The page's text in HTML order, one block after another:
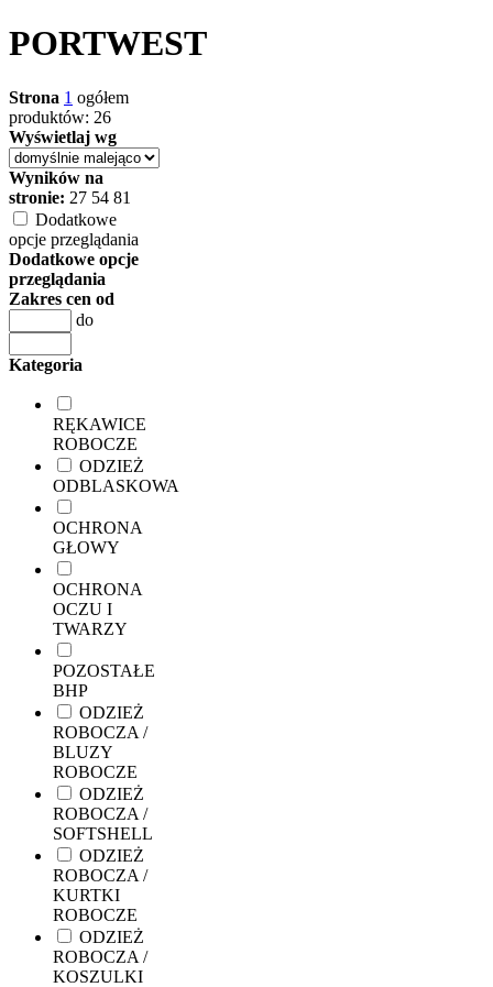
PORTWEST
Strona 1 ogółem
produktów: 26
Wyświetlaj wg
Wyników na
stronie: 27 54 81
Dodatkowe
opcje przeglądania
Dodatkowe opcje
przeglądania
Zakres cen od
do
Kategoria
RĘKAWICE
ROBOCZE
ODZIEŻ
ODBLASKOWA
OCHRONA
GŁOWY
OCHRONA
OCZU I
TWARZY
POZOSTAŁE
BHP
ODZIEŻ
ROBOCZA /
BLUZY
ROBOCZE
ODZIEŻ
ROBOCZA /
SOFTSHELL
ODZIEŻ
ROBOCZA /
KURTKI
ROBOCZE
ODZIEŻ
ROBOCZA /
KOSZULKI